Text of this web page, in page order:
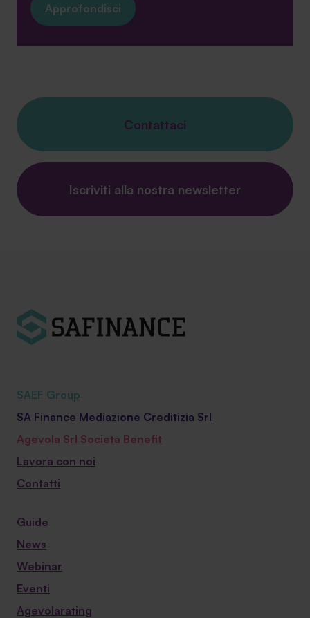
Approfondisci
Contattaci
Iscriviti alla nostra newsletter
SAEF Group
SA Finance Mediazione Creditizia Srl
Agevola Srl Società Benefit
Lavora con noi
Contatti
Guide
News
Webinar
Eventi
Agevolarating